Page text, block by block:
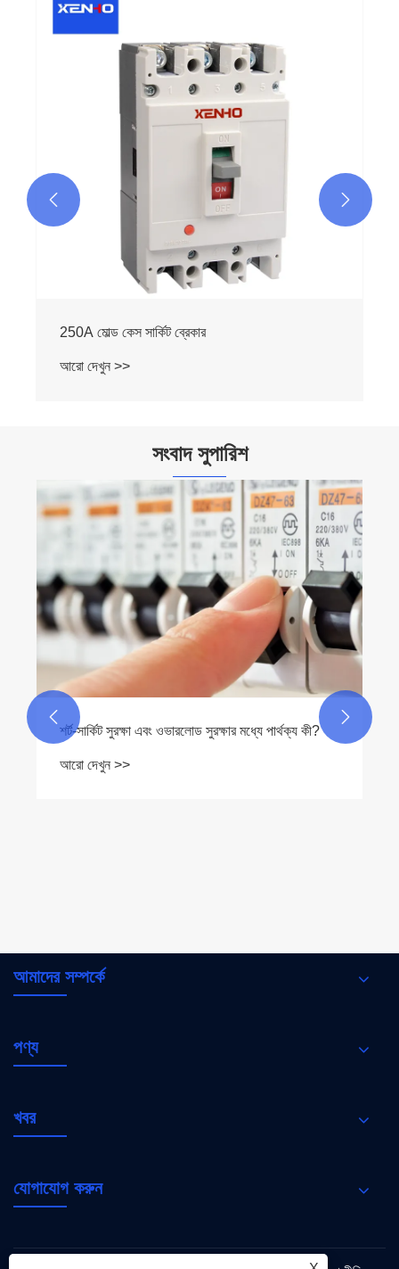
250A মোল্ড কেস সার্কিট ব্রেকার
আরো দেখুন >>
 
সংবাদ সুপারিশ
শর্ট-সার্কিট সুরক্ষা এবং ওভারলোড সুরক্ষার মধ্যে পার্থক্য কী?
আরো দেখুন >>
 
আমাদের সম্পর্কে
পণ্য
খবর
যোগাযোগ করুন